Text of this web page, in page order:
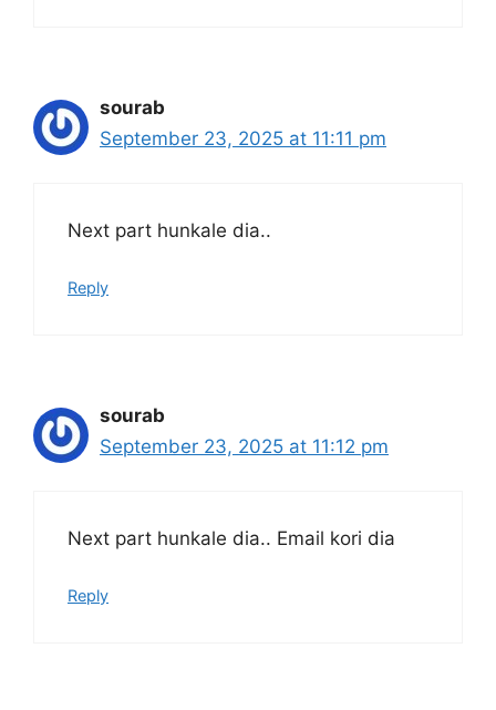
sourab
September 23, 2025 at 11:11 pm
Next part hunkale dia..
Reply
sourab
September 23, 2025 at 11:12 pm
Next part hunkale dia.. Email kori dia
Reply